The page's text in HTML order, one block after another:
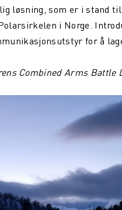
løsning, som er i stand
i Norge.
for å
Combined Arms Battle